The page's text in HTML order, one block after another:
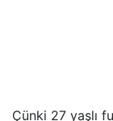
Çünki 27 yaşlı